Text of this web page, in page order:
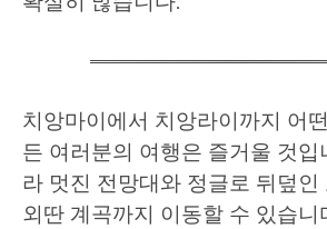
치앙마이에서 치앙라이까지 어
든 여러분의 여행은 즐거울 것입
라 멋진 전망대와 정글로 뒤덮인
외딴 계곡까지 이동할 수 있습니